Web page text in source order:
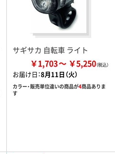
サギサカ 自転車 ライト
￥1,703 ￥5,250
お届け日：8月11日（火）
カラー・販売単位違いの商品が4商品ありま
す